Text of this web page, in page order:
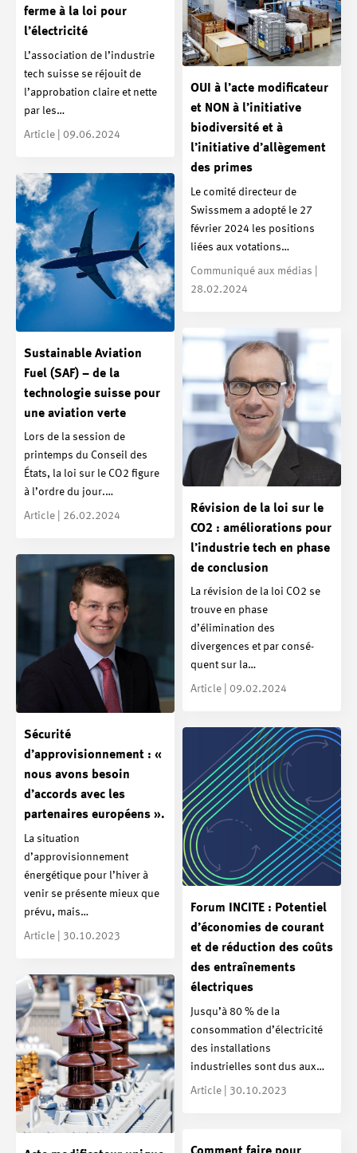
ferme à la loi pour
l’électricité
L’association de l’industrie
tech suisse se réjouit de
l’approbation claire et nette
par les…
Article | 09.06.2024
OUI à l’acte modificateur
et NON à l’initiative
biodiversité et à
l’initiative d’allègement
des primes
Le comité directeur de
Swissmem a adopté le 27
février 2024 les positions
liées aux votations…
Communiqué aux médias |
28.02.2024
Sustainable Aviation
Fuel (SAF) – de la
technologie suisse pour
une aviation verte
Lors de la session de
printemps du Conseil des
États, la loi sur le CO2 figure
à l’ordre du jour.…
Article | 26.02.2024
Révision de la loi sur le
CO2 : améliorations pour
l’industrie tech en phase
de conclusion
La révision de la loi CO2 se
trouve en phase
d’élimination des
divergences et par consé-
quent sur la…
Article | 09.02.2024
Sécurité
d’approvisionnement : «
nous avons besoin
d’accords avec les
partenaires européens ».
La situation
d’approvisionnement
énergétique pour l’hiver à
venir se présente mieux que
prévu, mais…
Article | 30.10.2023
Forum INCITE : Potentiel
d’économies de courant
et de réduction des coûts
des entraînements
électriques
Jusqu’à 80 % de la
consommation d’électricité
des installations
industrielles sont dus aux…
Article | 30.10.2023